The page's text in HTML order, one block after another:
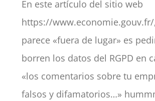
En este artículo del sitio web
https://
parece «fuera de lugar» es
borren los datos del RGPD en
«los comentarios sobre tu
falsos y difamatorios…»